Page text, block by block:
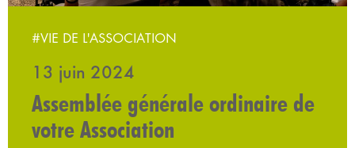
#VIE DE L'ASSOCIATION
13 juin 2024
Assemblée générale ordinaire de
votre Association